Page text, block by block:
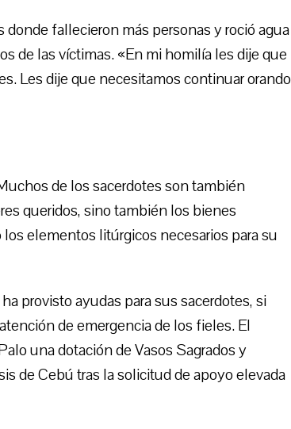
donde fallecieron más personas y roció agua
de las víctimas. «En mi homilía les dije que
Les dije que necesitamos continuar orando
de los sacerdotes son también
queridos, sino también los bienes
elementos litúrgicos necesarios para su
provisto ayudas para sus sacerdotes, si
de emergencia de los fieles. El
una dotación de Vasos Sagrados y
de Cebú tras la solicitud de apoyo elevada